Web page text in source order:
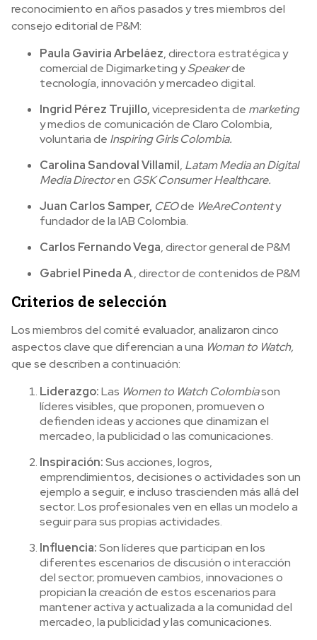
reconocimiento en años pasados y tres miembros del
consejo editorial de P&M:
Paula Gaviria Arbeláez, directora estratégica y
comercial de Digimarketing ySpeakerde
tecnología, innovación y mercadeo digital.
Ingrid Pérez Trujillo,vicepresidenta de marketing
y medios de comunicación de Claro Colombia,
voluntaria de Inspiring Girls Colombia.
Carolina Sandoval Villamil, Latam Media an Digital
Media Directoren GSK Consumer Healthcare.
Juan Carlos Samper, CEOde WeAreContenty
fundador de la IAB Colombia.
Carlos Fernando Vega, director general de P&M
Gabriel Pineda A., director de contenidos de P&M
Criterios de selección
Los miembros del comité evaluador, analizaron cinco
aspectos clave que diferencian a una Woman to Watch,
que se describen a continuación:
Liderazgo:Las Women to Watch Colombiason
líderes visibles, que proponen, promueven o
defienden ideas y acciones que dinamizan el
mercadeo, la publicidad o las comunicaciones.
Inspiración:Sus acciones, logros,
emprendimientos, decisiones o actividades son un
ejemplo a seguir, e incluso trascienden más allá del
sector. Los profesionales ven en ellas un modelo a
seguir para sus propias actividades.
Influencia:Son líderes que participan en los
diferentes escenarios de discusión o interacción
del sector; promueven cambios, innovaciones o
propician la creación de estos escenarios para
mantener activa y actualizada a la comunidad del
mercadeo, la publicidad y las comunicaciones.